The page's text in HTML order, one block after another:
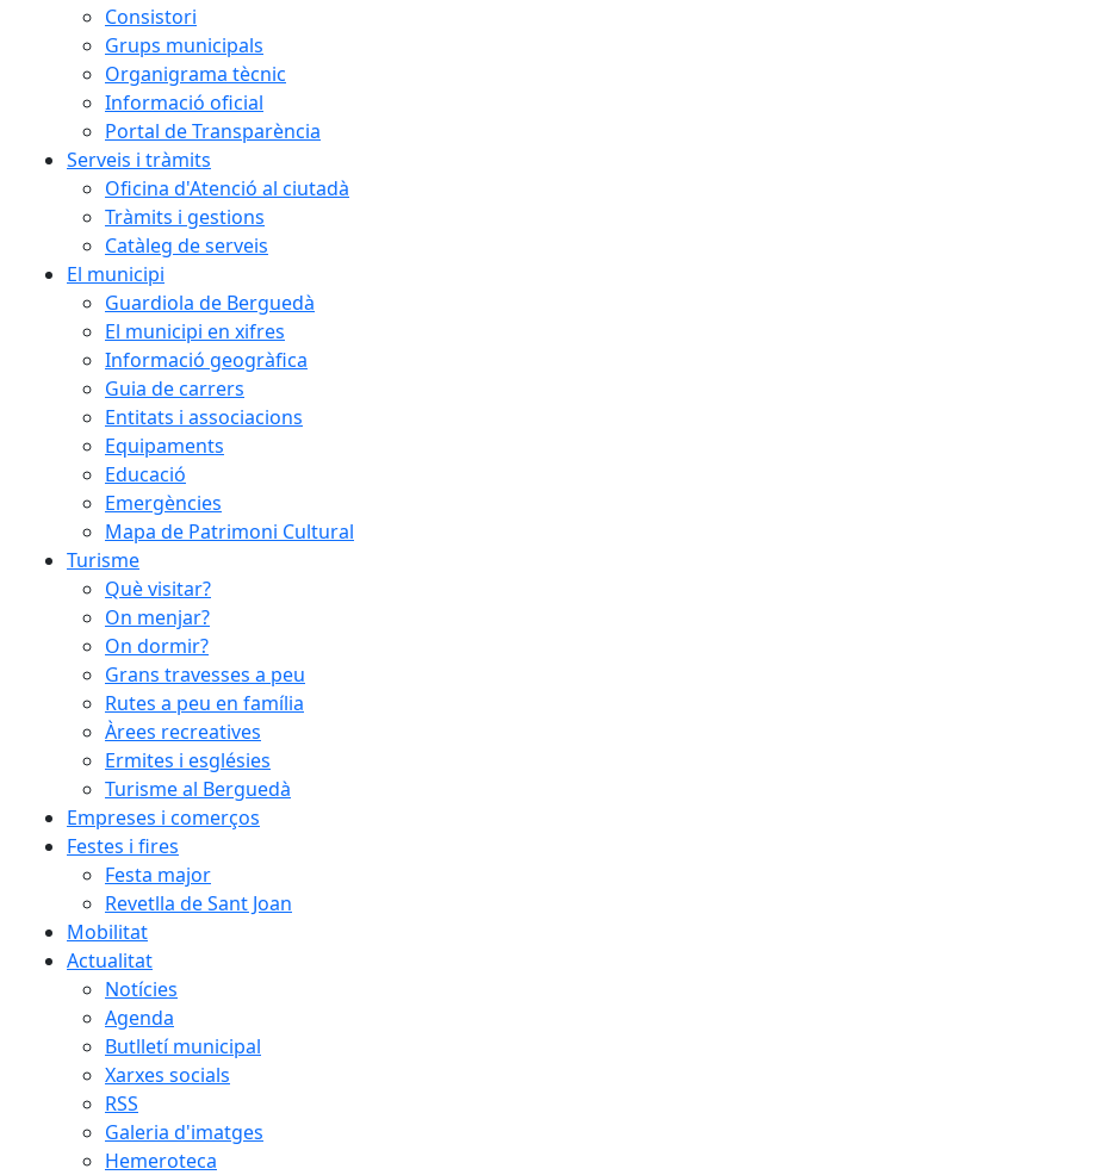
Consistori
Grups municipals
Organigrama tècnic
Informació oficial
Portal de Transparència
Serveis i tràmits
Oficina d'Atenció al ciutadà
Tràmits i gestions
Catàleg de serveis
El municipi
Guardiola de Berguedà
El municipi en xifres
Informació geogràfica
Guia de carrers
Entitats i associacions
Equipaments
Educació
Emergències
Mapa de Patrimoni Cultural
Turisme
Què visitar?
On menjar?
On dormir?
Grans travesses a peu
Rutes a peu en família
Àrees recreatives
Ermites i esglésies
Turisme al Berguedà
Empreses i comerços
Festes i fires
Festa major
Revetlla de Sant Joan
Mobilitat
Actualitat
Notícies
Agenda
Butlletí municipal
Xarxes socials
RSS
Galeria d'imatges
Hemeroteca